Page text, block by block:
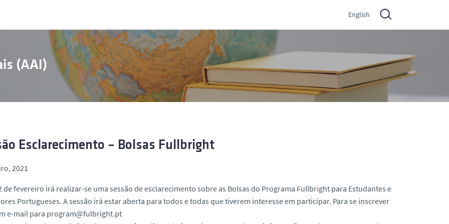
English
(AAI)
Esclarecimento – Bolsas Fullbright
2021
de fevereiro irá realizar-se uma sessão de esclarecimento sobre as Bolsas do Programa Fullbright para Estudantes e
Portugueses. A sessão irá estar aberta para todos e todas que tiverem interesse em participar. Para se inscrever
e-mail para program@fulbright.pt